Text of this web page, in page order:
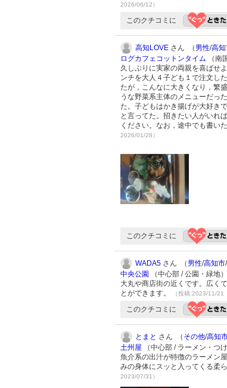
2026/06/12）
このクチコミに
高知LOVE さん （ 男性/高
ログカフェコットンタイム （南
久しぶりに実家の両親を喜ばせ
ンチを大人４子ども１で注文し
たが，こんなに大きくなり，繁
うな野菜系主体のメニューだっ
た。子どもはかき揚げが大好き
と言ってた。招きたい人がいれ
ください。なお，途中でも書い
2026/01/28）
このクチコミに
WADA5 さん （ 男性/高知市/
中央公園
（中心部 / 公園・緑地）
大丸や商店街の近くです。広く
とができます。
（投稿:2023/11/
このクチコミに
とまと さん （ その他/高知
土州屋 （中心部 / ラーメン・つけ
魚介系の出汁が特徴のラーメン
みの身体にスッと入ってくる柔
2023/07/31）